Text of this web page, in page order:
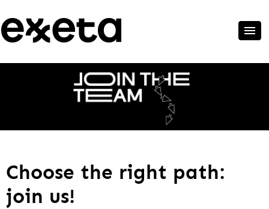
Choose the right path:
join us!